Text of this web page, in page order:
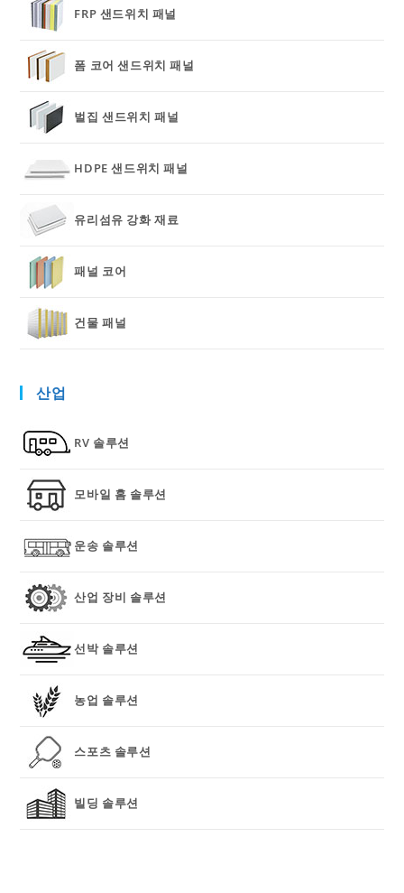
FRP 샌드위치 패널
폼 코어 샌드위치 패널
벌집 샌드위치 패널
HDPE 샌드위치 패널
유리섬유 강화 재료
패널 코어
건물 패널
산업
RV 솔루션
모바일 홈 솔루션
운송 솔루션
산업 장비 솔루션
선박 솔루션
농업 솔루션
스포츠 솔루션
빌딩 솔루션